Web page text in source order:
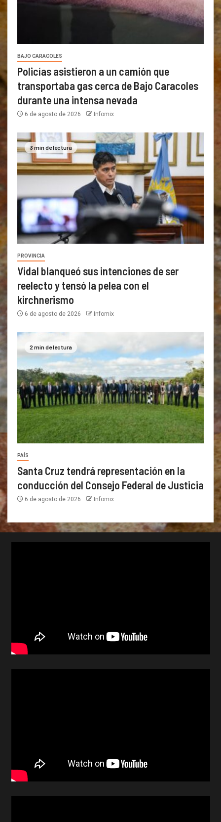
BAJO CARACOLES
Policías asistieron a un camión que
transportaba gas cerca de Bajo Caracoles
durante una intensa nevada
6 de agosto de 2026 Infomix
3 min de lectura
PROVINCIA
Vidal blanqueó sus intenciones de ser
reelecto y tensó la pelea con el
kirchnerismo
6 de agosto de 2026 Infomix
2 min de lectura
PAÍS
Santa Cruz tendrá representación en la
conducción del Consejo Federal de Justicia
6 de agosto de 2026 Infomix